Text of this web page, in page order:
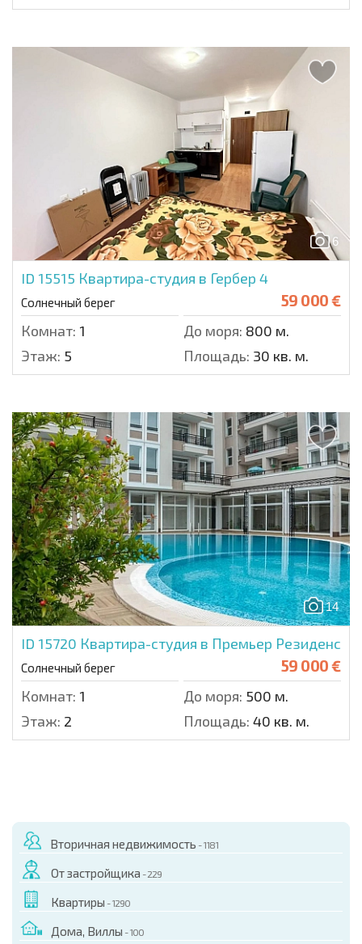
6
ID 15515 Квартира-студия в Гербер 4
Солнечный берег 59 000 €
Комнат: 1 До моря: 800 м.
Этаж: 5 Площадь: 30 кв. м.
14
ID 15720 Квартира-студия в Премьер Резиденс
Солнечный берег 59 000 €
Комнат: 1 До моря: 500 м.
Этаж: 2 Площадь: 40 кв. м.
Вторичная недвижимость - 1181
От застройщика - 229
Квартиры - 1290
Дома, Виллы - 100